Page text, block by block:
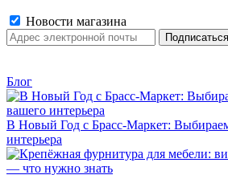
Новости магазина
Блог
В Новый Год с Брасс-Маркет:
интерьера